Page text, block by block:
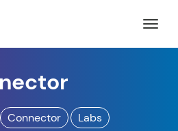
Connector
Labs